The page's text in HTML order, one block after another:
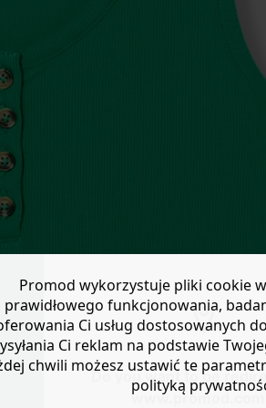
Do you want to be
www.promod.com
Promod wykorzystuje pliki cookie
prawidłowego funkcjonowania,
Ci usług dostosowanych
Ci reklam na podstawie
chwili możesz ustawić te
polityką